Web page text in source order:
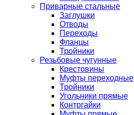
Приварные стальные
Заглушки
Отводы
Переходы
Фланцы
Тройники
Резьбовые чугунные
Крестовины
Муфты переходные
Тройники
Угольники прямые
Контргайки